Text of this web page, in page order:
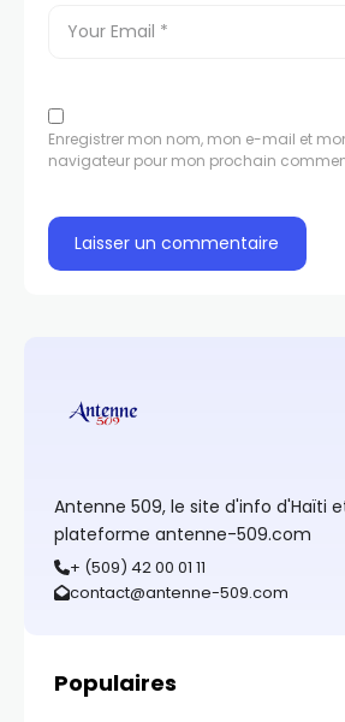
Enregistrer mon nom, mon e-mail et
navigateur pour mon prochain
Antenne 509, le site d'info d'Haïti
plateforme antenne-509.com
+ (509) 42 00 01 11
contact@antenne-509.com
Populaires